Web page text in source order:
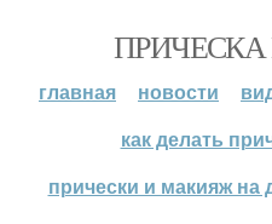
главная новости
как делать
прически и макияж на